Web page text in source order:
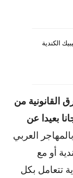
الكندية
القانونية من
بعيدا عن
العربي
أو مع
تتعامل بكل